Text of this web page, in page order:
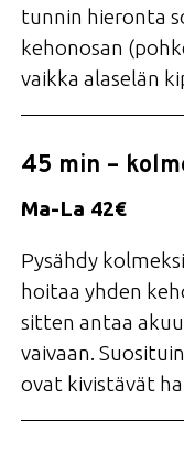
tunnin hieronta
kehonosan
vaikka alaselän
Ma-La 42€
45 min –
Pysähdy
hoitaa yhden
sitten antaa
vaivaan.
ovat kivistävät